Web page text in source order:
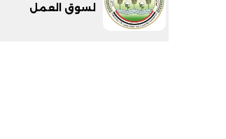
لسوق العمل